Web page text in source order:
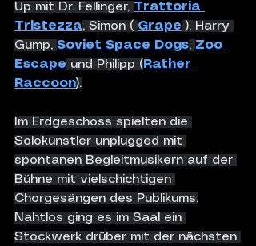
Up mit Dr. Fellinger, Trattoria
Tristezza, Simon ( Grape ), Harry
Gump, Soviet Space Dogs, Zoo
Escape und Philipp ( Rather
Raccoon).
Im Erdgeschoss spielten die
Solokünstler unplugged mit
spontanen Begleitmusikern auf der
Bühne mit vielschichtigen
Chorgesängen des Publikums.
Nahtlos ging es im Saal ein
Stockwerk drüber mit der nächsten